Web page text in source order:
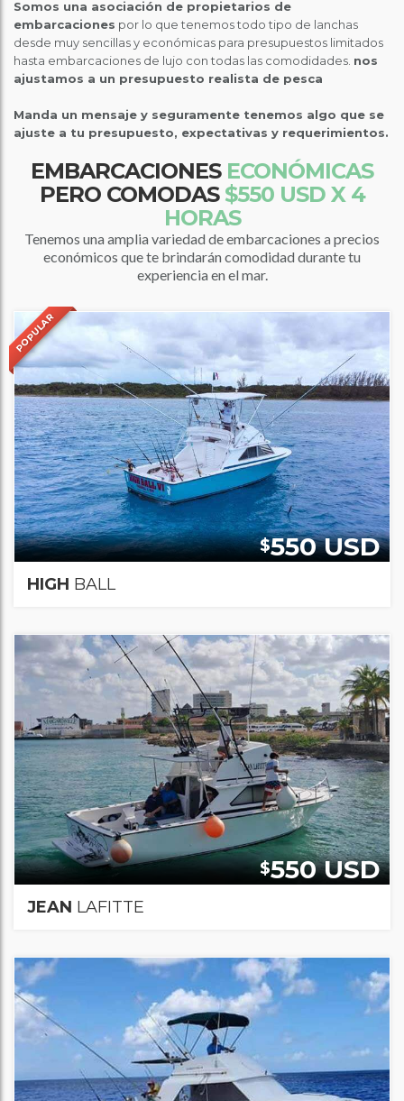
Somos una asociación de propietarios de
embarcaciones por lo que tenemos todo tipo de lanchas
desde muy sencillas y económicas para presupuestos limitados
hasta embarcaciones de lujo con todas las comodidades. nos
ajustamos a un presupuesto realista de pesca
Manda un mensaje y seguramente tenemos algo que se
ajuste a tu presupuesto, expectativas y requerimientos.
EMBARCACIONES ECONÓMICAS
PERO COMODAS $550 USD X 4
HORAS
Tenemos una amplia variedad de embarcaciones a precios
económicos que te brindarán comodidad durante tu
experiencia en el mar.
POPULAR
$550 USD
HIGH BALL
$550 USD
JEAN LAFITTE